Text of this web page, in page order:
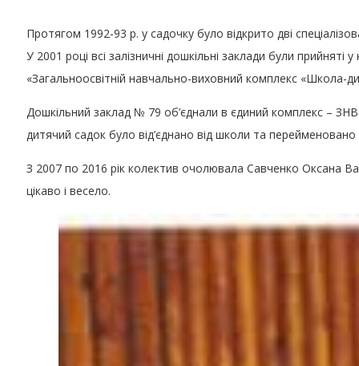
Протягом 1992-93 р. у садочку було відкрито дві
У 2001 році всі залізничні дошкільні заклади були прийняті
«Загальноосвітній навчально-виховний комплекс «Школа-
Дошкільний заклад № 79 об’єднали в єдиний комплекс –
дитячий садок було від’єднано від школи та
З 2007 по 2016 рік колектив очолювала Савченко Оксана
цікаво і весело.